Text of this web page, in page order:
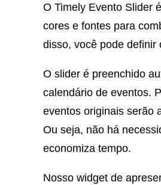
O Timely Evento Slider
cores e fontes para
disso, você pode definir
O slider é preenchido
calendário de eventos.
eventos originais serão
Ou seja, não há
economiza tempo.
Nosso widget de